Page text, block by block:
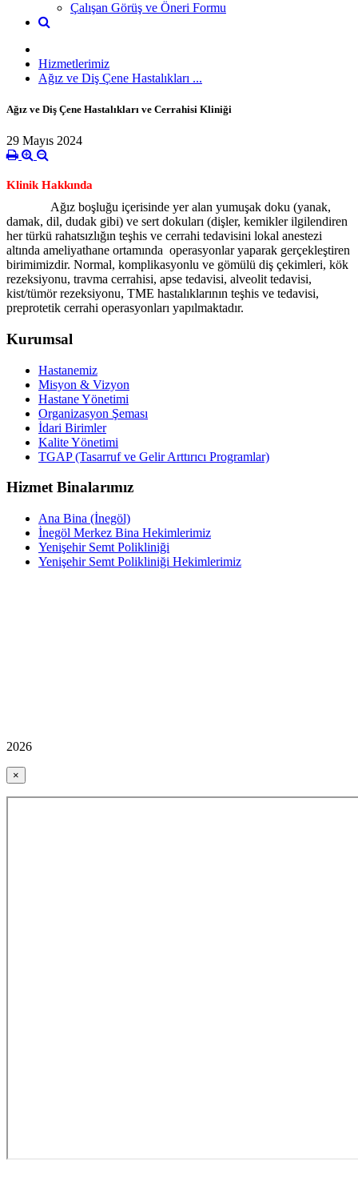
Çalışan Görüş ve Öneri Formu
Hizmetlerimiz
Ağız ve Diş Çene Hastalıkları ...
Ağız ve Diş Çene Hastalıkları ve Cerrahisi Kliniği
29 Mayıs 2024
Klinik Hakkında
Ağız boşluğu içerisinde yer alan yumuşak doku (yanak,
damak, dil, dudak gibi) ve sert dokuları (dişler, kemikler ilgilendiren
her türkü rahatsızlığın teşhis ve cerrahi tedavisini lokal anestezi
altında ameliyathane ortamında operasyonlar yaparak gerçekleştiren
birimimizdir. Normal, komplikasyonlu ve gömülü diş çekimleri, kök
rezeksiyonu, travma cerrahisi, apse tedavisi, alveolit tedavisi,
kist/tümör rezeksiyonu, TME hastalıklarının teşhis ve tedavisi,
preprotetik cerrahi operasyonları yapılmaktadır.
Kurumsal
Hastanemiz
Misyon & Vizyon
Hastane Yönetimi
Organizasyon Şeması
İdari Birimler
Kalite Yönetimi
TGAP (Tasarruf ve Gelir Arttırıcı Programlar)
Hizmet Binalarımız
Ana Bina (İnegöl)
İnegöl Merkez Bina Hekimlerimiz
Yenişehir Semt Polikliniği
Yenişehir Semt Polikliniği Hekimlerimiz
2026
×